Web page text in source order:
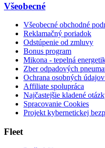
Všeobecné
Všeobecné obchodné
Reklamačný poriadok
Odstúpenie od zmluvy
Bonus program
Mikona - tepelná
Zber odpadových
Ochrana osobných
Affiliate spolupráca
Najčastejšie kladené
Spracovanie Cookies
Projekt kybernetickej
Fleet